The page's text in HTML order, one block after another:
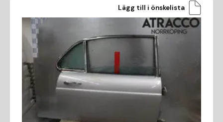
Lägg till i önskelista